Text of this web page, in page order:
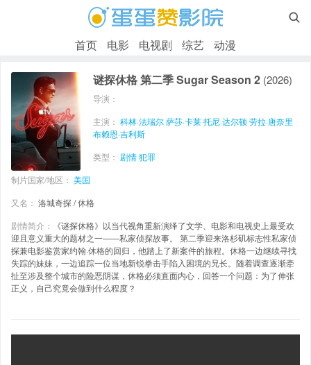

首页 电影 电视剧 综艺 动漫
谜探休格 第二季 Sugar Season 2 (2026)
导演：
主演： 科林·法瑞尔萨莎·卡莱托尼·达尔顿劳拉·唐奈里
布赖恩·吉利斯
类型： 剧情犯罪
制片国家/地区： 美国
又名： 洛城奇探 / 休格
剧情简介：
《谜探休格》以当代视角重新演绎了文学、电影和电视史上最受欢
迎且意义重大的题材之一——私家侦探故事。 第二季迎来洛杉矶标志性私家侦
探兼电影鉴赏家约翰·休格的回归，他踏上了新案件的旅程。休格一边继续寻找
失踪的妹妹，一边追踪一位当地新锐拳击手陷入困境的兄长。随着调查逐渐牵
扯至涉及整个城市的险恶阴谋，休格必须直面内心，回答一个问题：为了伸张
正义，自己究竟会做到什么程度？